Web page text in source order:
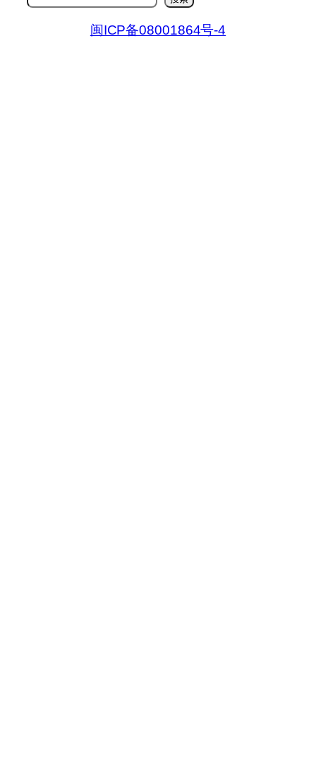
闽ICP备08001864号-4